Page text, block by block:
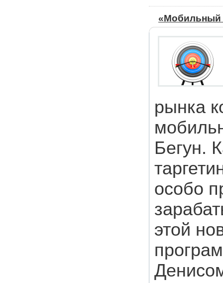
«Мобильный
рынка
Бегун.
особо
этой